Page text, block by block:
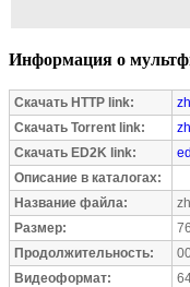
Информация о
Скачать HTTP link:
Скачать Torrent link:
Скачать ED2K link:
Описание в каталогах:
Название файла:
Размер:
Продолжительность:
Видеоформат: